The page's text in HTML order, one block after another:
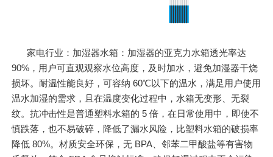
家电行业：加湿器水箱：加湿器的亚克力水箱透光率达
90%，用户可直观观察水位高度，及时加水，避免加湿器干烧
损坏。耐温性能良好，可容纳 60℃以下的温水，满足用户使用
温水加湿的需求，且在温度变化过程中，水箱无变形、无裂
纹。抗冲击性是普通塑料水箱的 5 倍，在日常使用中，即使不
慎跌落，也不易破碎，降低了漏水风险，比塑料水箱的破损率
降低 80%。材质安全环保，无 BPA、邻苯二甲酸盐等有害物